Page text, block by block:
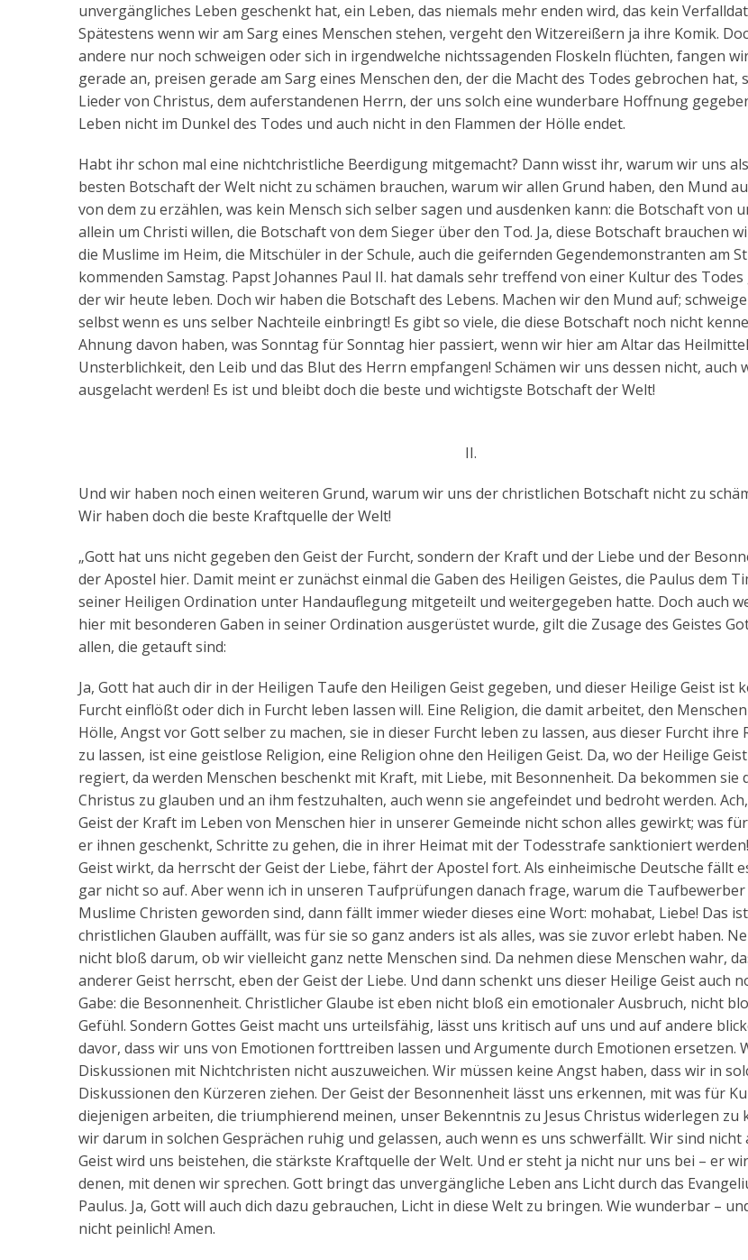
unvergängliches Leben geschenkt hat, ein Leben, das niemals mehr enden wird, das kein
Spätestens wenn wir am Sarg eines Menschen stehen, vergeht den Witzereißern ja ihre Komik.
andere nur noch schweigen oder sich in irgendwelche nichtssagenden Floskeln flüchten, fangen
gerade an, preisen gerade am Sarg eines Menschen den, der die Macht des Todes gebrochen hat,
Lieder von Christus, dem auferstandenen Herrn, der uns solch eine wunderbare Hoffnung
Leben nicht im Dunkel des Todes und auch nicht in den Flammen der Hölle endet.
Habt ihr schon mal eine nichtchristliche Beerdigung mitgemacht? Dann wisst ihr, warum wir uns
besten Botschaft der Welt nicht zu schämen brauchen, warum wir allen Grund haben, den Mund
von dem zu erzählen, was kein Mensch sich selber sagen und ausdenken kann: die Botschaft von
allein um Christi willen, die Botschaft von dem Sieger über den Tod. Ja, diese Botschaft brauchen
die Muslime im Heim, die Mitschüler in der Schule, auch die geifernden Gegendemonstranten am
kommenden Samstag. Papst Johannes Paul II. hat damals sehr treffend von einer Kultur des
der wir heute leben. Doch wir haben die Botschaft des Lebens. Machen wir den Mund auf;
selbst wenn es uns selber Nachteile einbringt! Es gibt so viele, die diese Botschaft noch nicht
Ahnung davon haben, was Sonntag für Sonntag hier passiert, wenn wir hier am Altar das
Unsterblichkeit, den Leib und das Blut des Herrn empfangen! Schämen wir uns dessen nicht, auch
ausgelacht werden! Es ist und bleibt doch die beste und wichtigste Botschaft der Welt!
II.
Und wir haben noch einen weiteren Grund, warum wir uns der christlichen Botschaft nicht zu
Wir haben doch die beste Kraftquelle der Welt!
„Gott hat uns nicht gegeben den Geist der Furcht, sondern der Kraft und der Liebe und der
der Apostel hier. Damit meint er zunächst einmal die Gaben des Heiligen Geistes, die Paulus dem
seiner Heiligen Ordination unter Handauflegung mitgeteilt und weitergegeben hatte. Doch auch
hier mit besonderen Gaben in seiner Ordination ausgerüstet wurde, gilt die Zusage des Geistes
allen, die getauft sind:
Ja, Gott hat auch dir in der Heiligen Taufe den Heiligen Geist gegeben, und dieser Heilige Geist ist
Furcht einflößt oder dich in Furcht leben lassen will. Eine Religion, die damit arbeitet, den
Hölle, Angst vor Gott selber zu machen, sie in dieser Furcht leben zu lassen, aus dieser Furcht ihre
zu lassen, ist eine geistlose Religion, eine Religion ohne den Heiligen Geist. Da, wo der Heilige
regiert, da werden Menschen beschenkt mit Kraft, mit Liebe, mit Besonnenheit. Da bekommen sie
Christus zu glauben und an ihm festzuhalten, auch wenn sie angefeindet und bedroht werden.
Geist der Kraft im Leben von Menschen hier in unserer Gemeinde nicht schon alles gewirkt; was
er ihnen geschenkt, Schritte zu gehen, die in ihrer Heimat mit der Todesstrafe sanktioniert
Geist wirkt, da herrscht der Geist der Liebe, fährt der Apostel fort. Als einheimische Deutsche fällt
gar nicht so auf. Aber wenn ich in unseren Taufprüfungen danach frage, warum die Taufbewerber
Muslime Christen geworden sind, dann fällt immer wieder dieses eine Wort: mohabat, Liebe! Das
christlichen Glauben auffällt, was für sie so ganz anders ist als alles, was sie zuvor erlebt haben.
nicht bloß darum, ob wir vielleicht ganz nette Menschen sind. Da nehmen diese Menschen wahr,
anderer Geist herrscht, eben der Geist der Liebe. Und dann schenkt uns dieser Heilige Geist auch
Gabe: die Besonnenheit. Christlicher Glaube ist eben nicht bloß ein emotionaler Ausbruch, nicht
Gefühl. Sondern Gottes Geist macht uns urteilsfähig, lässt uns kritisch auf uns und auf andere
davor, dass wir uns von Emotionen forttreiben lassen und Argumente durch Emotionen ersetzen.
Diskussionen mit Nichtchristen nicht auszuweichen. Wir müssen keine Angst haben, dass wir in
Diskussionen den Kürzeren ziehen. Der Geist der Besonnenheit lässt uns erkennen, mit was für
diejenigen arbeiten, die triumphierend meinen, unser Bekenntnis zu Jesus Christus widerlegen zu
wir darum in solchen Gesprächen ruhig und gelassen, auch wenn es uns schwerfällt. Wir sind nicht
Geist wird uns beistehen, die stärkste Kraftquelle der Welt. Und er steht ja nicht nur uns bei – er
denen, mit denen wir sprechen. Gott bringt das unvergängliche Leben ans Licht durch das
Paulus. Ja, Gott will auch dich dazu gebrauchen, Licht in diese Welt zu bringen. Wie wunderbar –
nicht peinlich! Amen.